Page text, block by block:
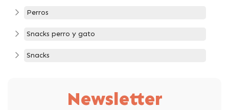
Perros
Snacks perro y gato
Snacks
Newsletter